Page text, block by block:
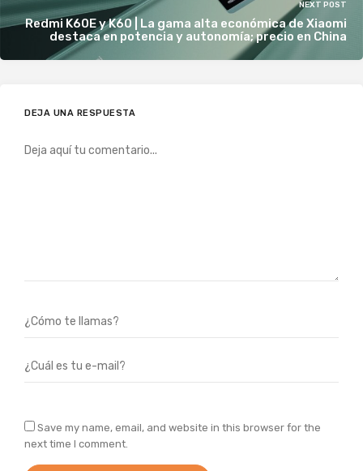
NEXT POST
Redmi K60E y K60 | La gama alta económica de Xiaomi
destaca en potencia y autonomía; precio en China
DEJA UNA RESPUESTA
Save my name, email, and website in this browser for the
next time I comment.